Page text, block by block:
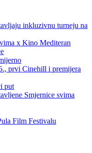
inkluzivnu turneju na
x Kino Mediteran
prvi Cinehill i premijera
put
Smjernice svima
Film Festivalu